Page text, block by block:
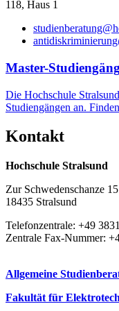
Außerhalb des
müssen Sie noch:
den
IBAN: DE16 1505
BIC:
Nachname
Kommunikation
der Hochschule
Nachweise für
Elektrotechnik,
und schlechter):
ein
Sprache (ca. 500
Renewable
118, Haus 1
Mas­ter-
Die Hochschule
Studiengängen an.
Kon­takt
Hochschule Stralsund
Zur Schwedenschanze 15
18435 Stralsund
Telefonzentrale: +49
Zentrale Fax-Nummer:
Allgemeine
Fakultät für